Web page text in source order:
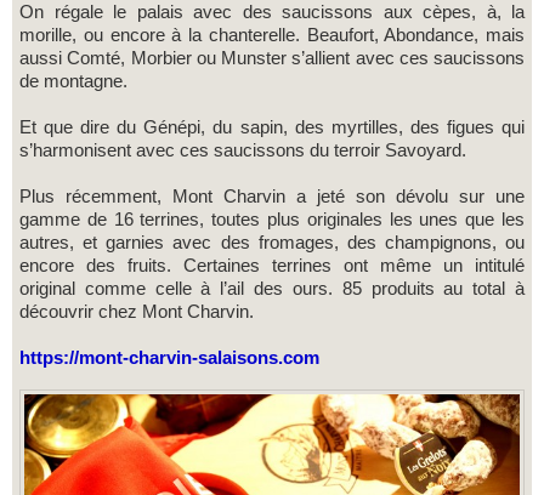
On régale le palais avec des saucissons aux cèpes, à, la
morille, ou encore à la chanterelle. Beaufort, Abondance, mais
aussi Comté, Morbier ou Munster s’allient avec ces saucissons
de montagne.
Et que dire du Génépi, du sapin, des myrtilles, des figues qui
s’harmonisent avec ces saucissons du terroir Savoyard.
Plus récemment, Mont Charvin a jeté son dévolu sur une
gamme de 16 terrines, toutes plus originales les unes que les
autres, et garnies avec des fromages, des champignons, ou
encore des fruits. Certaines terrines ont même un intitulé
original comme celle à l’ail des ours. 85 produits au total à
découvrir chez Mont Charvin.
https://mont-charvin-salaisons.com